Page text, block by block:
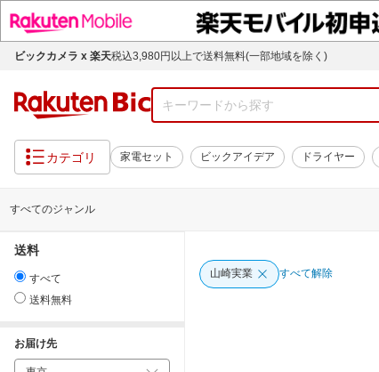
ビックカメラ x 楽天税込3,980円以上で送料無料(一部地域を除く)
カテゴリ 家電セット ビックアイデア ドライヤー
すべてのジャンル
送料
すべて
送料無料
お届け先
山崎実業 すべて解除